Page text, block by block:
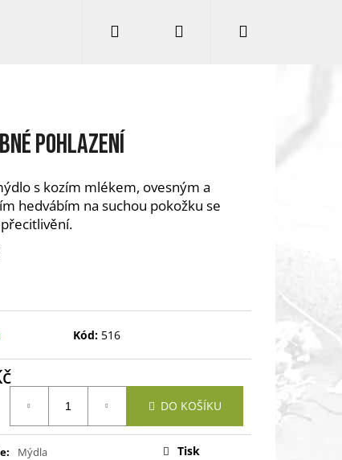
Podmínky ochrany osobních údajů
Přihlášení
pohlazení
s kozím mlékem, ovesným a
hedvábím na suchou pokožku se
Kód: 516
DO KOŠÍKU
:
Mýdla
Tisk
Následující